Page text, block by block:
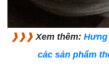
❱❱❱Xem thêm: Hưng
các sản phẩm